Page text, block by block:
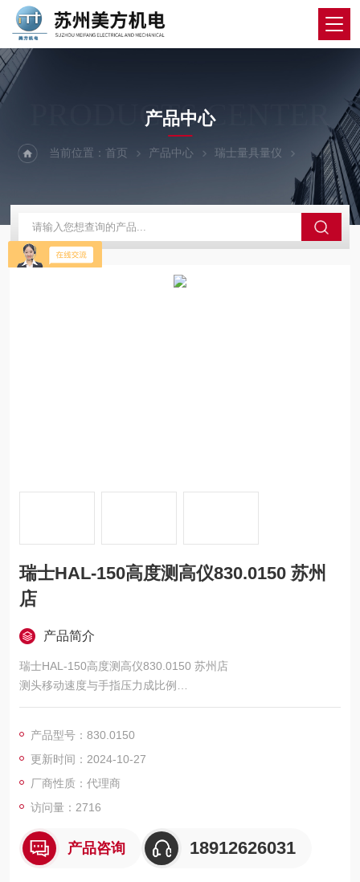
PRODUCTS CENTER
产品中心
当前位置：首页 产品中心 瑞士量具量仪 瑞士
瑞士HAL-150高度测高仪830.0150 苏州
店
产品简介
瑞士HAL-150高度测高仪830.0150 苏州店
测头移动速度与手指压力成比例
轮廓扫描功能
较小的恒定测力
适应人体功能的单手操作
可配1mm球测头
产品型号：830.0150
更新时间：2024-10-27
厂商性质：代理商
访问量：2716
产品咨询 18912626031